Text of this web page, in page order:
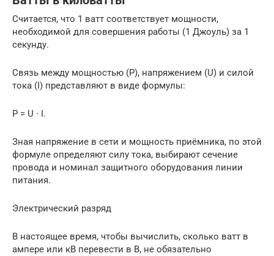
Считается, что 1 ватт соответствует мощности,
необходимой для совершения работы (1 Джоуль) за 1
секунду.
Связь между мощностью (Р), напряжением (U) и силой
тока (I) представляют в виде формулы:
Р = U ∙ I.
Зная напряжение в сети и мощность приёмника, по этой
формуле определяют силу тока, выбирают сечение
провода и номинал защитного оборудования линии
питания.
Электрический разряд
В настоящее время, чтобы вычислить, сколько ватт в
ампере или кВ перевести в В, не обязательно